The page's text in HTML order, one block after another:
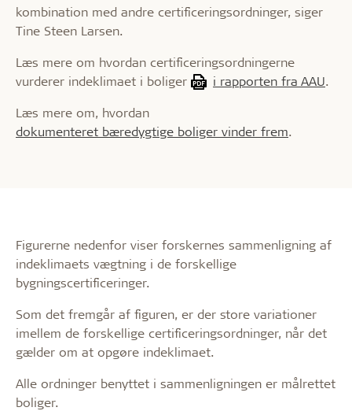
kombination med andre certificeringsordninger, siger
Tine Steen Larsen.
Læs mere om hvordan certificeringsordningerne
vurderer indeklimaet i boliger
i rapporten fra AAU.
Læs mere om, hvordan
dokumenteret bæredygtige boliger vinder frem.
Figurerne nedenfor viser forskernes sammenligning af
indeklimaets vægtning i de forskellige
bygningscertificeringer.
Som det fremgår af figuren, er der store variationer
imellem de forskellige certificeringsordninger, når det
gælder om at opgøre indeklimaet.
Alle ordninger benyttet i sammenligningen er målrettet
boliger.